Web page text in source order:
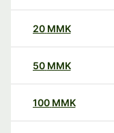
20 MMK
50 MMK
100 MMK